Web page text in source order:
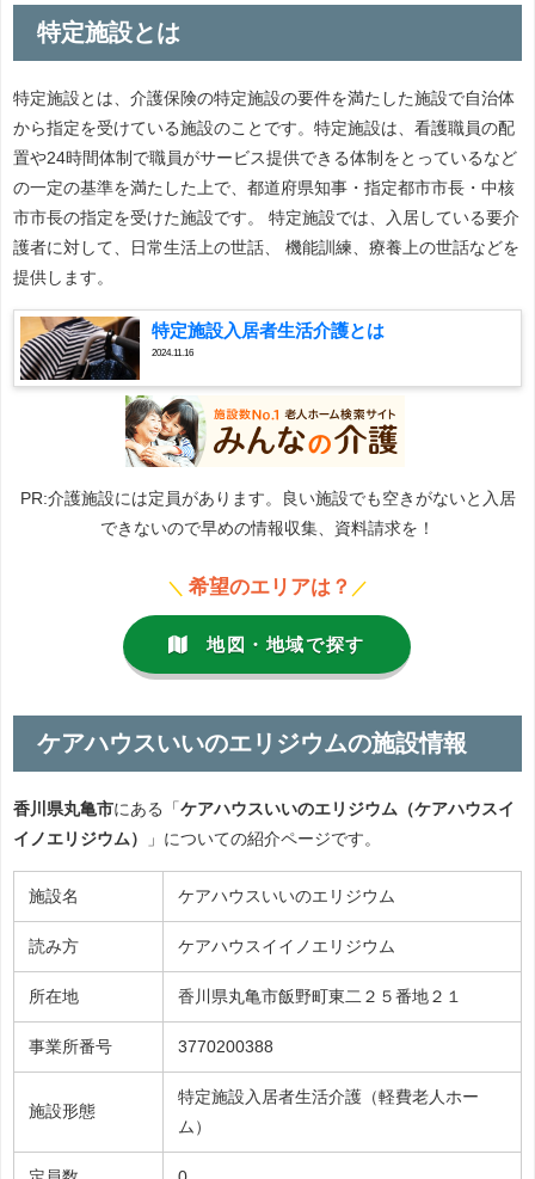
特定施設とは
特定施設とは、介護保険の特定施設の要件を満たした施設で自治体
から指定を受けている施設のことです。特定施設は、看護職員の配
置や24時間体制で職員がサービス提供できる体制をとっているなど
の一定の基準を満たした上で、都道府県知事・指定都市市長・中核
市市長の指定を受けた施設です。 特定施設では、入居している要介
護者に対して、日常生活上の世話、 機能訓練、療養上の世話などを
提供します。
特定施設入居者生活介護とは
2024.11.16
PR:介護施設には定員があります。良い施設でも空きがないと入居
できないので早めの情報収集、資料請求を！
＼ 希望のエリアは？ ／
地図・地域で探す
ケアハウスいいのエリジウムの施設情報
香川県丸亀市にある「 ケアハウスいいのエリジウム（ケアハウスイ
イノエリジウム）
」についての紹介ページです。
施設名 ケアハウスいいのエリジウム
読み方 ケアハウスイイノエリジウム
所在地 香川県丸亀市飯野町東二２５番地２１
事業所番号 3770200388
施設形態
特定施設入居者生活介護（軽費老人ホー
ム）